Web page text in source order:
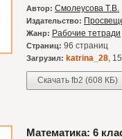
Автор: Смолеусова Т.В.
Издательство:
Жанр: Рабочие тетради
Страниц: 96 страниц
Загрузил: katrina_28,
Скачать fb2 (608 КБ)
Математика: 6